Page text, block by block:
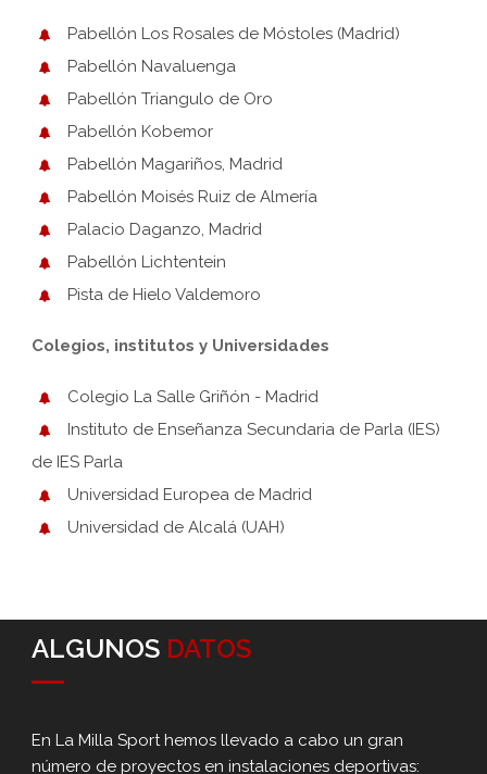
Pabellón Los Rosales de Móstoles (Madrid)
Pabellón Navaluenga
Pabellón Triangulo de Oro
Pabellón Kobemor
Pabellón Magariños, Madrid
Pabellón Moisés Ruiz de Almería
Palacio Daganzo, Madrid
Pabellón Lichtentein
Pista de Hielo Valdemoro
Colegios, institutos y Universidades
Colegio La Salle Griñón - Madrid
Instituto de Enseñanza Secundaria de Parla (IES)
de IES Parla
Universidad Europea de Madrid
Universidad de Alcalá (UAH)
ALGUNOS DATOS
En La Milla Sport hemos llevado a cabo un gran
número de proyectos en instalaciones deportivas: